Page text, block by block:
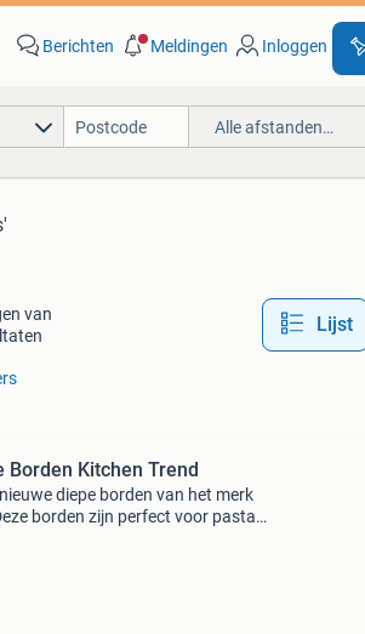
Berichten Meldingen Inloggen
Alle afstanden…
van
Lijst
Borden Kitchen Trend
diepe borden van het merk
borden zijn perfect voor pasta,